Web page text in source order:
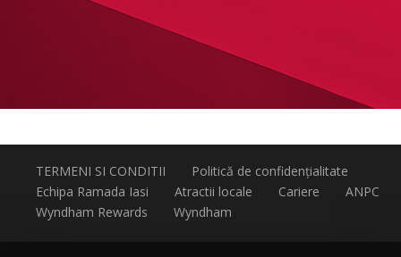
TERMENI SI CONDITII
Politică de confidențialitate
Echipa Ramada Iasi
Atractii locale Cariere
ANPC
Wyndham Rewards
Wyndham